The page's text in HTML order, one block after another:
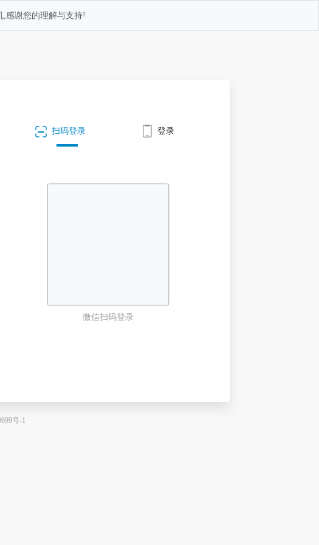
,感谢您的理解与支持!
扫码登录 登录
微信扫码登录
号-1